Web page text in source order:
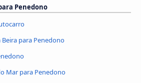
Penedono
para Penedono
Mar para Penedono